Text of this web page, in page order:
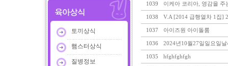
토끼상식
햄스터상식
질병정보
1039 이케아 코리아, 영감을 주
1038 V.A [2014 급행열차 1집]
1037 아이즈원 아이돌룸
1036 2024년10월27일일요일
1035 hfghfghfgh